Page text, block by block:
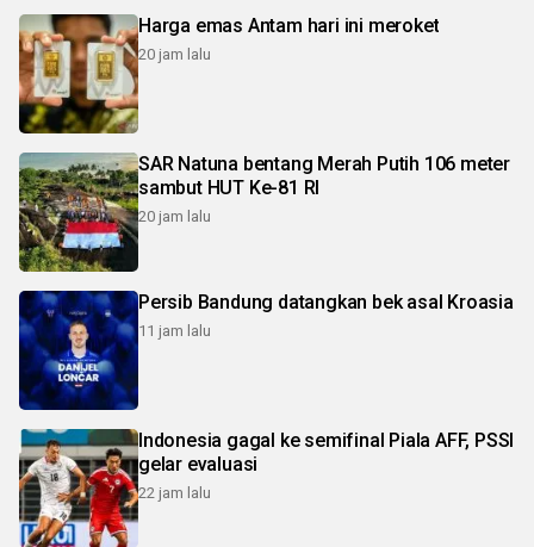
Harga emas Antam hari ini meroket
20 jam lalu
SAR Natuna bentang Merah Putih 106 meter
sambut HUT Ke-81 RI
20 jam lalu
Persib Bandung datangkan bek asal Kroasia
11 jam lalu
Indonesia gagal ke semifinal Piala AFF, PSSI
gelar evaluasi
22 jam lalu